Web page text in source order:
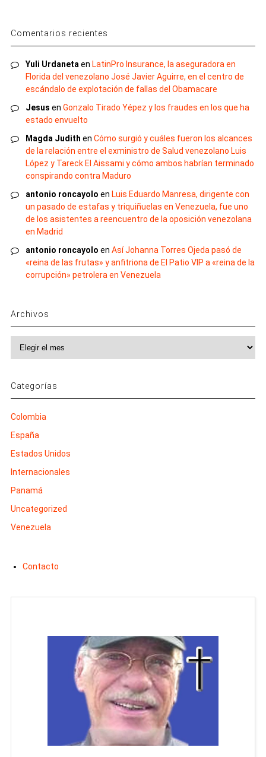
Comentarios recientes
Yuli Urdaneta en LatinPro Insurance, la aseguradora en
Florida del venezolano José Javier Aguirre, en el centro de
escándalo de explotación de fallas del Obamacare
Jesus en Gonzalo Tirado Yépez y los fraudes en los que ha
estado envuelto
Magda Judith en Cómo surgió y cuáles fueron los alcances
de la relación entre el exministro de Salud venezolano Luis
López y Tareck El Aissami y cómo ambos habrían terminado
conspirando contra Maduro
antonio roncayolo en Luis Eduardo Manresa, dirigente con
un pasado de estafas y triquiñuelas en Venezuela, fue uno
de los asistentes a reencuentro de la oposición venezolana
en Madrid
antonio roncayolo en Así Johanna Torres Ojeda pasó de
«reina de las frutas» y anfitriona de El Patio VIP a «reina de la
corrupción» petrolera en Venezuela
Archivos
Categorías
Colombia
España
Estados Unidos
Internacionales
Panamá
Uncategorized
Venezuela
Contacto